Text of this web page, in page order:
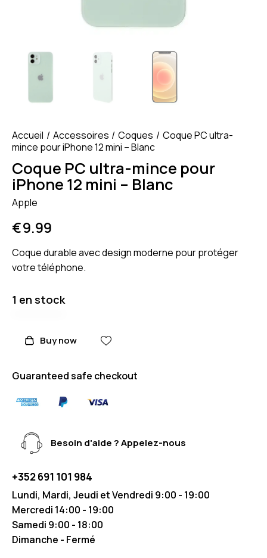
Accueil Accessoires Coques
Coque PC ultra-
mince pour iPhone 12 mini – Blanc
Coque PC ultra-mince pour
iPhone 12 mini – Blanc
Apple
€9.99
Coque durable avec design moderne pour protéger
votre téléphone.
1 en stock
Buy now
Guaranteed safe checkout
Besoin d'aide ? Appelez-nous
+352 691 101 984
Lundi, Mardi, Jeudi et Vendredi 9:00 - 19:00
Mercredi 14:00 - 19:00
Samedi 9:00 - 18:00
Dimanche - Fermé